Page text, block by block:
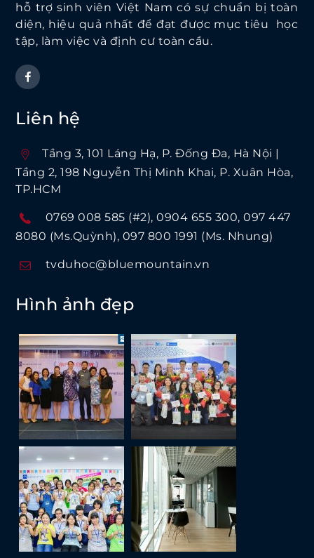
hỗ trợ sinh viên Việt Nam có sự chuẩn bị toàn
diện, hiệu quả nhất để đạt được mục tiêu học
tập, làm việc và định cư toàn cầu.
Liên hệ
Tầng 3, 101 Láng Hạ, P. Ðống Ða, Hà Nội |
Tầng 2, 198 Nguyễn Thị Minh Khai, P. Xuân Hòa,
TP.HCM
0769 008 585 (#2) 0904 655 300 097 447
8080 (Ms.Quỳnh) 097 800 1991 (Ms. Nhung)
tvduhoc@bluemountain.vn
Hình ảnh đẹp